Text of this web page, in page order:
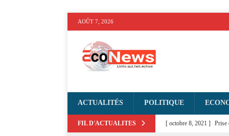
AOÛT 7, 2026
ACTUALITÉS POLITIQUE
FIL D'ACTUALITES [ octobre 8, 2021 ] Prise